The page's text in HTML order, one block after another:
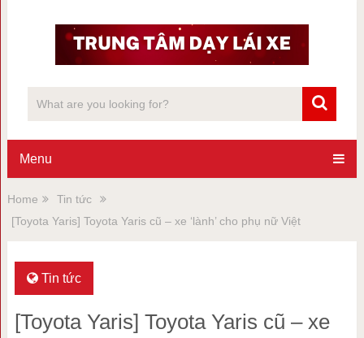
Menu
Home
Tin tức
[Toyota Yaris] Toyota Yaris cũ – xe ‘lành’ cho phụ nữ Việt
Tin tức
[Toyota Yaris] Toyota Yaris cũ – xe